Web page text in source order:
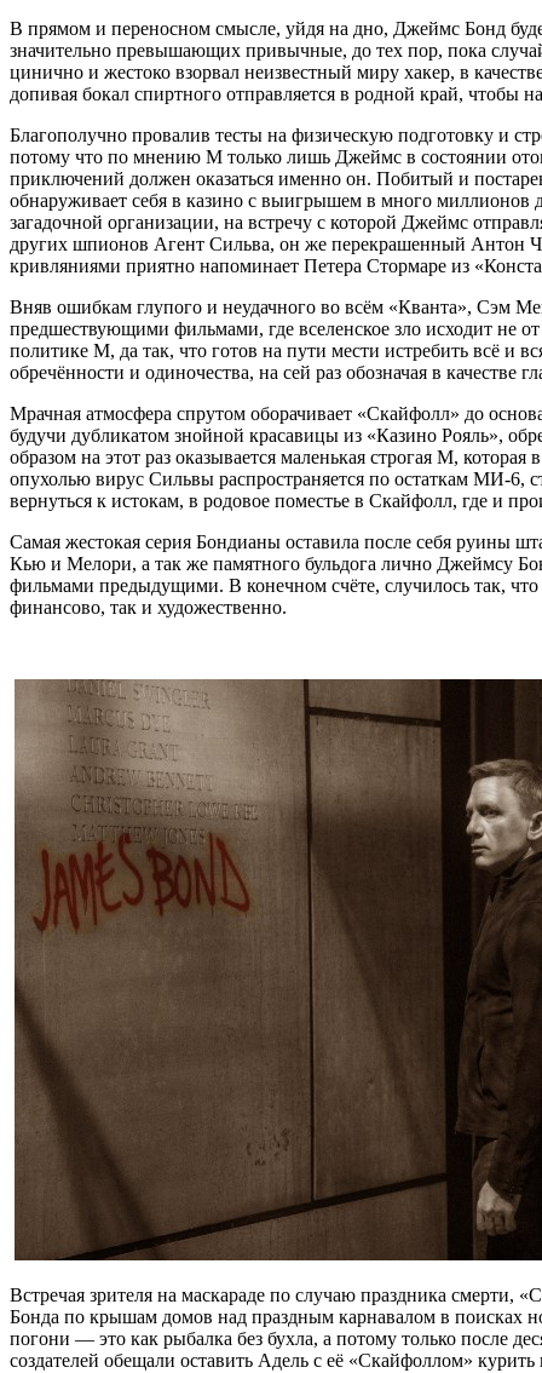
В прямом и переносном смысле, уйдя на дно, Джеймс Бонд
значительно превышающих привычные, до тех пор, пока
цинично и жестоко взорвал неизвестный миру хакер, в
допивая бокал спиртного отправляется в родной край, чтобы
Благополучно провалив тесты на физическую подготовку и
потому что по мнению М только лишь Джеймс в состоянии
приключений должен оказаться именно он. Побитый и
обнаруживает себя в казино с выигрышем в много миллионов
загадочной организации, на встречу с которой Джеймс
других шпионов Агент Сильва, он же перекрашенный Антон
кривляниями приятно напоминает Петера Стормаре из
Вняв ошибкам глупого и неудачного во всём «Кванта», Сэм
предшествующими фильмами, где вселенское зло исходит не
политике М, да так, что готов на пути мести истребить всё
обречённости и одиночества, на сей раз обозначая в
Мрачная атмосфера спрутом оборачивает «Скайфолл» до
будучи дубликатом знойной красавицы из «Казино Рояль»,
образом на этот раз оказывается маленькая строгая М,
опухолью вирус Сильвы распространяется по остаткам МИ-
вернуться к истокам, в родовое поместье в Скайфолл, где и
Самая жестокая серия Бондианы оставила после себя
Кью и Мелори, а так же памятного бульдога лично Джеймсу
фильмами предыдущими. В конечном счёте, случилось так,
финансово, так и художественно.
Встречая зрителя на маскараде по случаю праздника
Бонда по крышам домов над праздным карнавалом в поисках
погони — это как рыбалка без бухла, а потому только после
создателей обещали оставить Адель с её «Скайфоллом»